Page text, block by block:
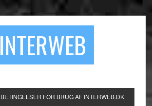
INTERWEB
BETINGELSER FOR BRUG AF INTERWEB.DK